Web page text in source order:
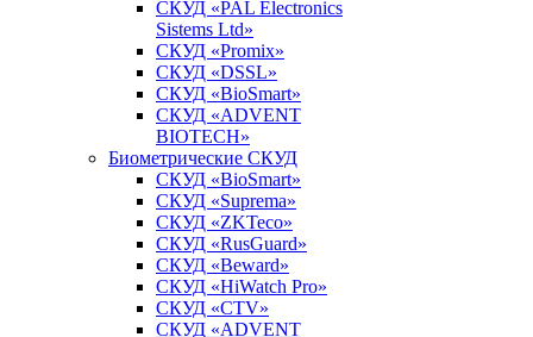
СКУД «PAL Electronics
Sistems Ltd»
СКУД «Promix»
СКУД «DSSL»
СКУД «BioSmart»
СКУД «ADVENT
BIOTECH»
Биометрические СКУД
СКУД «BioSmart»
СКУД «Suprema»
СКУД «ZKTeco»
СКУД «RusGuard»
СКУД «Beward»
СКУД «HiWatch Pro»
СКУД «CTV»
СКУД «ADVENT